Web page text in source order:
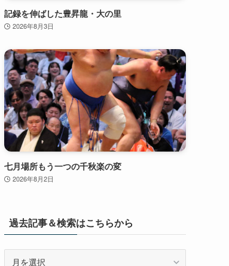
記録を伸ばした豊昇龍・大の里
2026年8月3日
七月場所もう一つの千秋楽の変
2026年8月2日
過去記事＆検索はこちらから